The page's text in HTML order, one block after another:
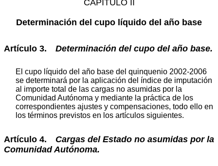
CAPÍTULO II
Determinación del cupo líquido del año base
Artículo 3. Determinación del cupo del año base.
El cupo líquido del año base del quinquenio 2002-2006
se determinará por la aplicación del índice de imputación
al importe total de las cargas no asumidas por la
Comunidad Autónoma y mediante la práctica de los
correspondientes ajustes y compensaciones, todo ello en
los términos previstos en los artículos siguientes.
Artículo 4. Cargas del Estado no asumidas por la
Comunidad Autónoma.